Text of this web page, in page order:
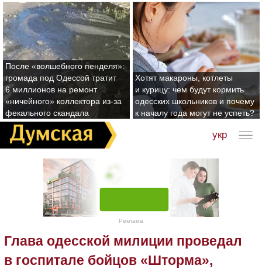
После «волшебного пенделя»:
громада под Одессой тратит
6 миллионов на ремонт
«ничейного» коллектора из-за
фекального скандала
Хотят макароны, котлеты
и курицу: чем будут кормить
одесских школьников и почему
к началу года могут не успеть?
укр
Реклама
Глава одесской милиции проведал
в госпитале бойцов «Шторма»,